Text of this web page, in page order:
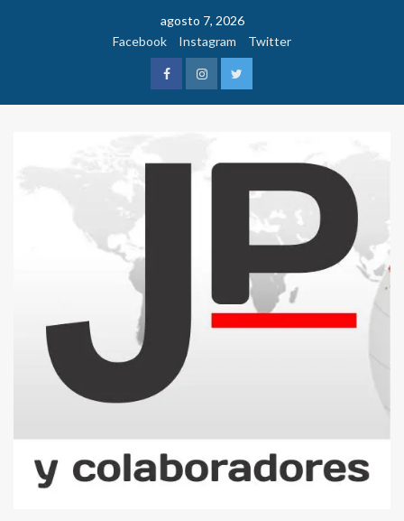
agosto 7, 2026
Facebook
Instagram Twitter
FacebookInstagramTwitter